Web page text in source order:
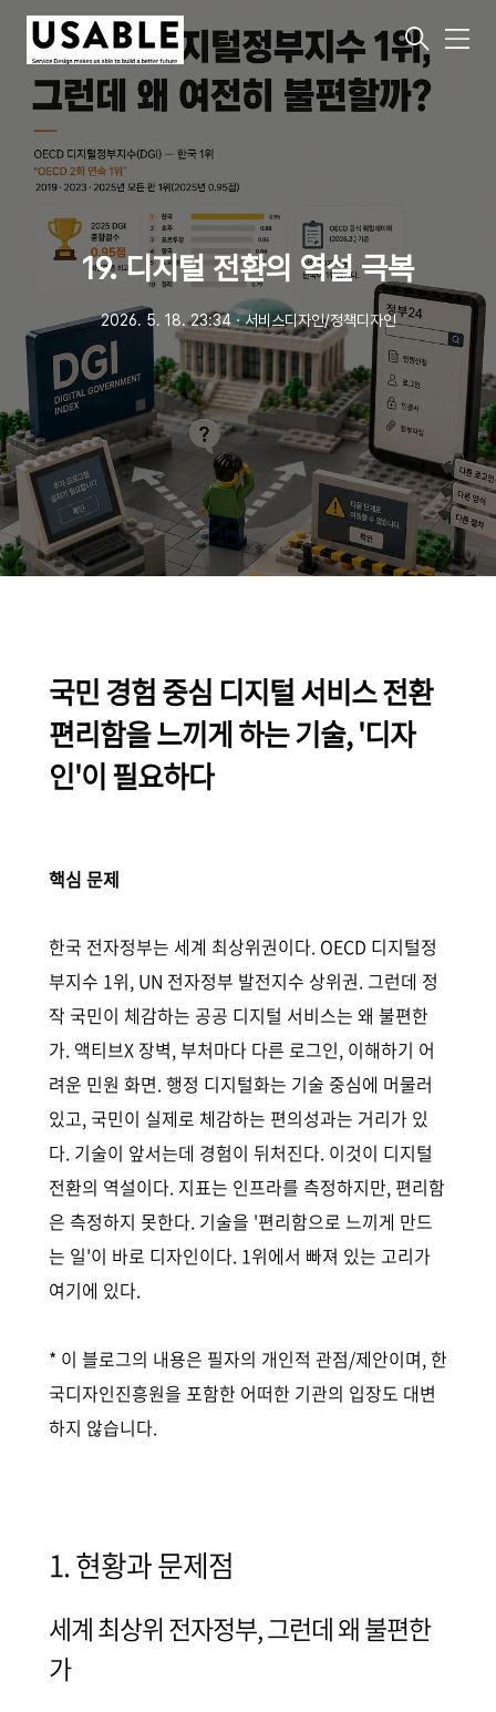
메
19. 디지털 전환의 역설 극복
2026. 5. 18. 23:34ㆍ서비스디자인/정책디자인
국민 경험 중심 디지털 서비스 전환
편리함을 느끼게 하는 기술, '디자
인'이 필요하다
핵심 문제
한국 전자정부는 세계 최상위권이다. OECD 디지털정
부지수 1위, UN 전자정부 발전지수 상위권. 그런데 정
작 국민이 체감하는 공공 디지털 서비스는 왜 불편한
가. 액티브X 장벽, 부처마다 다른 로그인, 이해하기 어
려운 민원 화면. 행정 디지털화는 기술 중심에 머물러
있고, 국민이 실제로 체감하는 편의성과는 거리가 있
다. 기술이 앞서는데 경험이 뒤처진다. 이것이 디지털
전환의 역설이다. 지표는 인프라를 측정하지만, 편리함
은 측정하지 못한다. 기술을 '편리함으로 느끼게 만드
는 일'이 바로 디자인이다. 1위에서 빠져 있는 고리가
여기에 있다.
* 이 블로그의 내용은 필자의 개인적 관점/제안이며, 한
국디자인진흥원을 포함한 어떠한 기관의 입장도 대변
하지 않습니다.
1. 현황과 문제점
세계 최상위 전자정부, 그런데 왜 불편한
가